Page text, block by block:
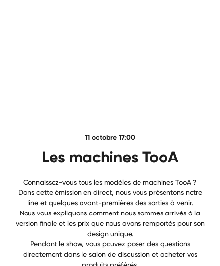
11 octobre 17:00
Les machines TooA
Connaissez-vous tous les modèles de machines TooA ?
Dans cette émission en direct, nous vous présentons notre
line et quelques avant-premières des sorties à venir.
Nous vous expliquons comment nous sommes arrivés à la
version finale et les prix que nous avons remportés pour son
design unique.
Pendant le show, vous pouvez poser des questions
directement dans le salon de discussion et acheter vos
produits préférés.